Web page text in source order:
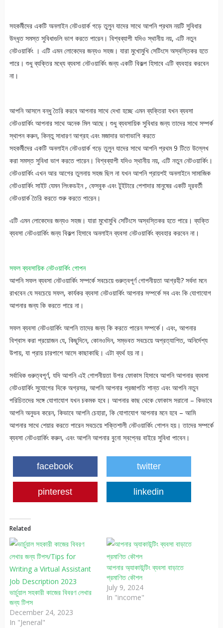
সহকর্মীদের একটি অনলাইন নেটওয়ার্ক গড়ে তুলুন যাদের সাথে আপনি প্রথম নয়টি সুবিধার
উদ্ধৃত সমস্ত সুবিধাগুলি ভাগ করতে পারেন। বিশ্বব্যাপী যদিও স্থানীয় নয়, এটি নতুন
নেটওয়ার্কিং । এটি এমন লোকেদের জন্যও সহজ। যারা মুখোমুখি সেটিংসে অস্বস্তিকর হতে
পারে। শুধু ব্যক্তির মধ্যে ব্যবসা নেটওয়ার্কিং জন্য একটি বিকল্প হিসাবে এটি ব্যবহার করবেন
না।
আপনি আসলে বন্ধু তৈরি করবে আপনার সাথে দেখা হচ্ছে এমন ব্যক্তিরা যখন ব্যবসা
নেটওয়ার্কিং আপনার সাথে অনেক মিল আছে। শুধু ব্যবসায়িক সুবিধার জন্য তাদের সাথে সম্পর্ক
স্থাপন করুন, কিন্তু সাধারণ আগ্রহ এবং মজাদার ভাগাভাগি করতে
সহকর্মীদের একটি অনলাইন নেটওয়ার্ক গড়ে তুলুন যাদের সাথে আপনি প্রথম 9 টিতে উল্লেখ
করা সমস্ত সুবিধা ভাগ করতে পারেন। বিশ্বব্যাপী যদিও স্থানীয় নয়, এটি নতুন নেটওয়ার্কিং।
নেটওয়ার্কিং এখন আর আগের তুলনায় সহজ ছিল না যখন আপনি প্রায়শই অনলাইনে সামাজিক
নেটওয়ার্কিং সাইট যেমন লিংকডইন , ফেসবুক এবং টুইটারে পেশাদার মানুষের একটি দূরবর্তী
নেটওয়ার্ক তৈরি করতে শুরু করতে পারেন।
এটি এমন লোকেদের জন্যও সহজ। যারা মুখোমুখি সেটিংসে অস্বস্তিকর হতে পারে। ব্যক্তি
ব্যবসা নেটওয়ার্কিং জন্য বিকল্প হিসাবে অনলাইন ব্যবসা নেটওয়ার্কিং ব্যবহার করবেন না।
সফল ব্যবসায়িক নেটওয়ার্কিং গোপন
আপনি সফল ব্যবসা নেটওয়ার্কিং সম্পর্কে সবচেয়ে গুরুত্বপূর্ণ গোপনীয়তা আগ্রহী? সর্বদা মনে
রাখবেন যে সবচেয়ে সফল, কার্যকর ব্যবসা নেটওয়ার্কিং আপনার সম্পর্কে সব এবং কি যোগাযোগ
আপনার জন্য কি করতে পারে না।
সফল ব্যবসা নেটওয়ার্কিং আপনি তাদের জন্য কি করতে পারেন সম্পর্কে। এবং, আপনার
বিশ্বাস করা প্রয়োজন যে, কিছুদিনে, কোনওদিন, সম্ভবত সবচেয়ে অপ্রত্যাশিত, অনির্দেশ্য
উপায়, যা প্রায় চারপাশে আসে কাছাকাছি। এটা ব্যর্থ হয় না।
সর্বাধিক গুরুত্বপূর্ণ, যদি আপনি এই গোপনীয়তা উপর ফোকাস হিসাবে আপনি আপনার ব্যবসা
নেটওয়ার্কিং সুযোগের দিকে অগ্রসর, আপনি আপনার প্রজাপতি শান্ত এবং আপনি নতুন
পরিচিতদের সঙ্গে যোগাযোগ যখন চকমক হবে। আপনার কাছ থেকে ফোকাস সরানো – কিভাবে
আপনি অনুভব করেন, কিভাবে আপনি চেহারা, কি যোগাযোগ আপনার মনে হবে – আমি
আপনার সাথে শেয়ার করতে পারেন সবচেয়ে শক্তিশালী নেটওয়ার্কিং গোপন হয়। তাদের সম্পর্কে
ব্যবসা নেটওয়ার্কিং করুন, এবং আপনি আপনার বুনো স্বপ্নের বাইরে সুবিধা পাবেন।
facebook twitter
pinterest linkedin
Related
ভার্চুয়াল সহকারী কাজের বিবরণ লেখার
জন্য টিপস
December 24, 2023
In "Jeneral"
আপনার অ্যাকাউন্টিং ব্যবসা বাড়াতে
প্রমাণিত কৌশল
July 9, 2024
In "income"